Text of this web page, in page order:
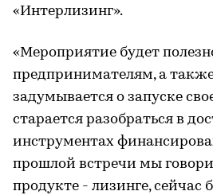
«Интерлизинг».
«Мероприятие будет
предпринимателям, а
задумывается о запуске
старается разобраться в
инструментах
прошлой встречи мы
продукте - лизинге, сейчас